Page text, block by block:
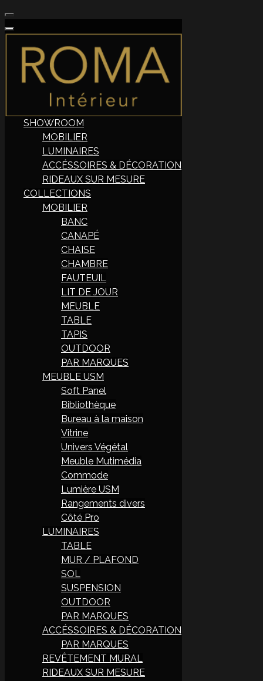
SHOWROOM
MOBILIER
LUMINAIRES
ACCÉSSOIRES & DÉCORATION
RIDEAUX SUR MESURE
COLLECTIONS
MOBILIER
BANC
CANAPÉ
CHAISE
CHAMBRE
FAUTEUIL
LIT DE JOUR
MEUBLE
TABLE
TAPIS
OUTDOOR
PAR MARQUES
MEUBLE USM
Soft Panel
Bibliothèque
Bureau à la maison
Vitrine
Univers Végétal
Meuble Mutimédia
Commode
Lumière USM
Rangements divers
Côté Pro
LUMINAIRES
TABLE
MUR / PLAFOND
SOL
SUSPENSION
OUTDOOR
PAR MARQUES
ACCÉSSOIRES & DÉCORATION
PAR MARQUES
REVÊTEMENT MURAL
RIDEAUX SUR MESURE